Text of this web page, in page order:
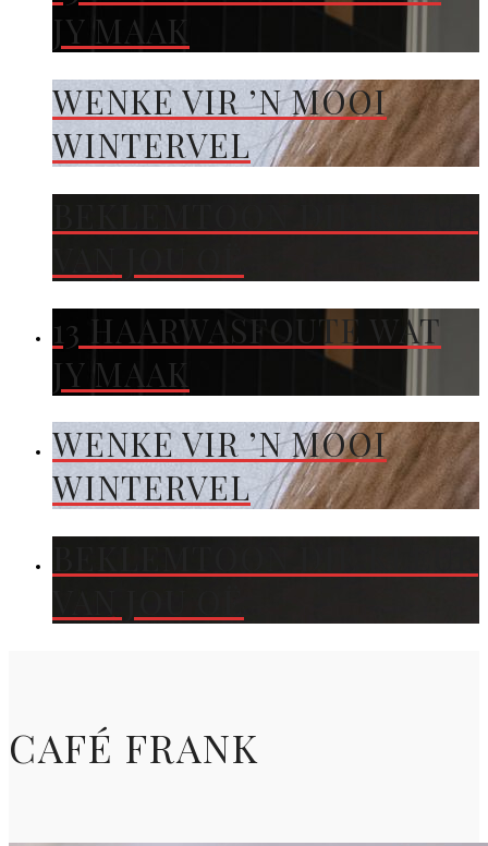
JY MAAK
WENKE VIR ’N MOOI
WINTERVEL
13 HAARWASFOUTE WAT
JY MAAK
WENKE VIR ’N MOOI
WINTERVEL
CAFÉ FRANK